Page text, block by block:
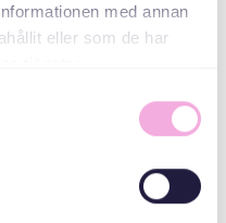
med annan
eller som de har